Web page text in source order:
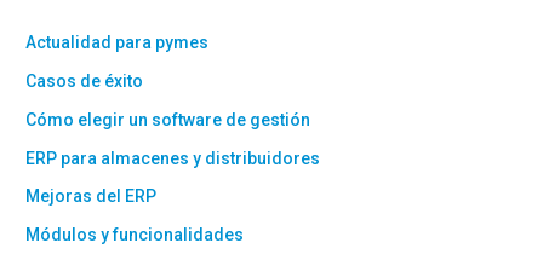
Actualidad para pymes
Casos de éxito
Cómo elegir un software de gestión
ERP para almacenes y distribuidores
Mejoras del ERP
Módulos y funcionalidades